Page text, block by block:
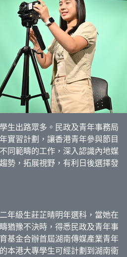
生出路眾多。民政及青年事務局
實習計劃，讓香港青年參與節目
同範疇的工作，深入認識內地媒
勢，拓展視野，有利日後選擇發
年級生莊芷晴明年選科，當她在
猶豫不決時，得悉民政及青年事
基金合辦首屆湖南傳媒產業青年
本港大專學生可經計劃到湖南衛